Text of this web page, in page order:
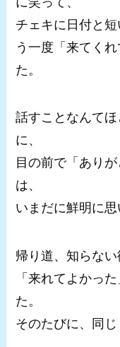
チェキに日付と
う一度「来てく
た。
話すことなんて
に、
目の前で「あり
は、
いまだに鮮明に思
帰り道、知らない
「来れてよかっ
た。
そのたびに、同じ